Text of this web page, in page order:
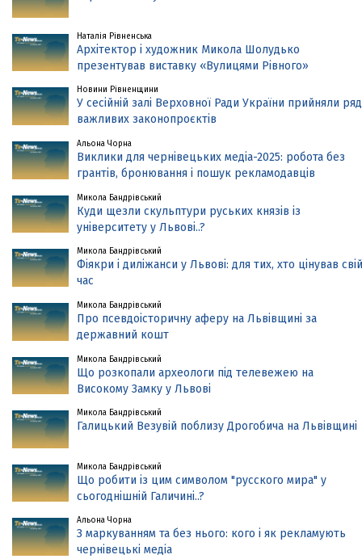
Наталія Рівненська
Архітектор і художник Микола Шолудько
презентував виставку «Вулицями Рівного»
Новини Рівненщини
У сесійній залі Верховної Ради України прийняли ряд
важливих законопроєктів
Альона Чорна
Виклики для чернівецьких медіа-2025: робота без
грантів, бронювання і пошук рекламодавців
Микола Бандрівський
Куди щезли скульптури руських князів із
університету у Львові..?
Микола Бандрівський
Фіякри і диліжанси у Львові: для тих, хто цінував свій
час
Микола Бандрівський
Про псевдоісторичну аферу на Львівщині за
державний кошт
Микола Бандрівський
Що розкопали археологи під телевежею на
Високому Замку у Львові
Микола Бандрівський
Галицький Везувій поблизу Дрогобича на Львівщині
Микола Бандрівський
Що робити із цим символом "русского мира" у
сьогоднішній Галичині..?
Альона Чорна
З маркуванням та без нього: кого і як рекламують
чернівецькі медіа